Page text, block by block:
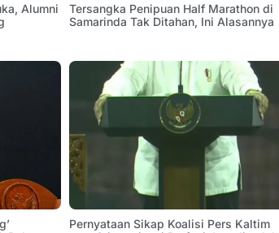
Alumni
Tersangka Penipuan Half Marathon di
Samarinda Tak Ditahan, Ini Alasannya
Pernyataan Sikap Koalisi Pers Kaltim